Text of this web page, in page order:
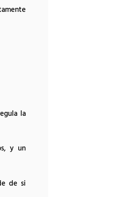
la
y un
de si